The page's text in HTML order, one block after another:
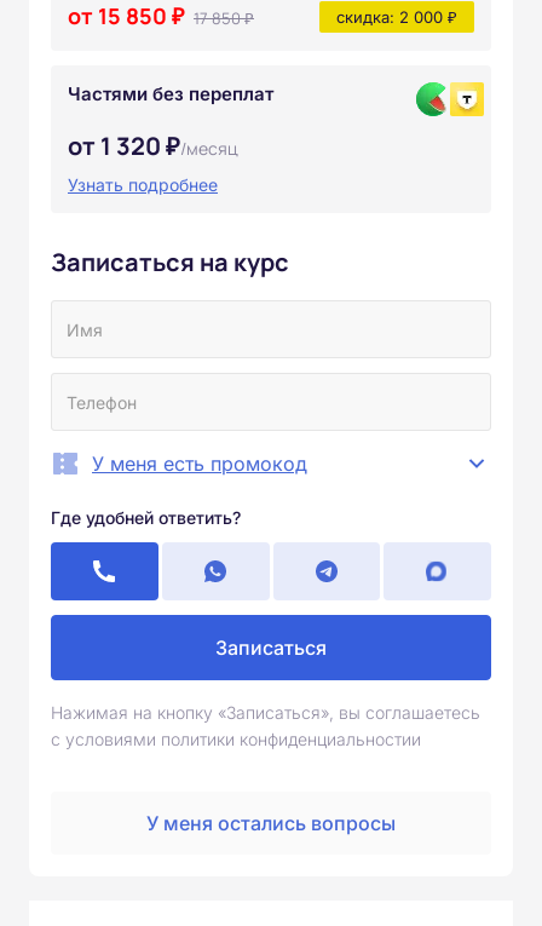
от 15 850 ₽ 17 850 ₽ скидка: 2 000 ₽
Частями без переплат
от 1 320 ₽/месяц
Узнать подробнее
Записаться на курс
У меня есть промокод
Где удобней ответить?
Записаться
Нажимая на кнопку «Записаться», вы соглашаетесь
с условиями политики конфиденциальностии
У меня остались вопросы